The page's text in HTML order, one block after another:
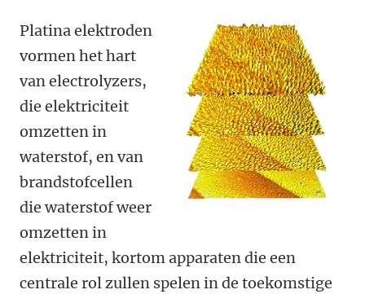
Platina elektroden
vormen het hart
van electrolyzers,
die elektriciteit
omzetten in
waterstof, en van
brandstofcellen
die waterstof weer
omzetten in
elektriciteit, kortom apparaten die een
centrale rol zullen spelen in de toekomstige